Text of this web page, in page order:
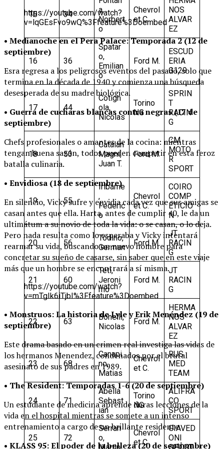
https://youtube.com/watch?
v=lqGEsFvo9wQ%3Ffeature%3Doembed
• Medianoche en el Pera Palace: Temporada 2 (12 de
septiembre)
Esra regresa a los peligrosos eventos del pasado, solo que
termina en la década de 1940 y comienza una búsqueda
desesperada de su madre biológica.
• Guerra de cucharas blancas contra negras (17 de
septiembre)
Chefs profesionales o amantes de la cocina: mientras
tengan buena sazón, todos pueden competir en esta feroz
batalla culinaria.
• Envidiosa (18 de septiembre)
En silencio, Vicky sufre y envidia cada vez que sus amigas se
casan antes que ella. Harta, antes de cumplir 40, le da un
ultimátum a su novio de toda la vida: o se casan, o lo deja.
Pero nada resulta como lo esperaba y Vicky intentará
rearmar su vida, buscando un nuevo hombre para
concretar su sueño de casarse, sin saber que en este viaje
más que un hombre se encontrará a sí misma.
https://youtube.com/watch?
v=mTgIk6iTjbI%3Ffeature%3Doembed
• Monstruos: La historia de Lyle y Erik Menéndez (19 de
septiembre)
Este drama basado en un crimen real investiga las vidas de
los hermanos Menendez, condenados por el brutal
asesinato de sus padres en 1989.
• The Resident: Temporadas 1-6 (20 de septiembre)
Un estudiante de medicina aprende duras lecciones de la
vida en el hospital mientras se somete a un intenso
entrenamiento a cargo de un brillante residente.
• KLASS 95: El poder de la belleza (20 de septiembre)
15 34
a,
Norbert
o
Chevrol
et C.
NOS
ALVAR
EZ
16 36
Spatar
o,
Emilian
o
Ford M.
ESCUD
ERIA
G129
17 44
Cotign
ola,
Nicolas
Torino
NG
SPRIN
T
RACIN
G
18 53
Catalan
Magni,
Juan T.
Ford M.
CM
MOTO
R
SPORT
19 55
Iribarne
,
Federic
o
Chevrol
et C.
COIRO
COMP
ETICIO
N
20 56
Todino,
German
Ford M.
JT
RACIN
G
21 60
Teti,
Jeroni
mo
Ford M.
JT
RACIN
G
22 63
Bonelli,
Nicolas
Ford M.
HERMA
NOS
ALVAR
EZ
23 68
Canapi
no,
Matias
Chevrol
et C.
RUS
MED
TEAM
24 71
Abella
Sebast
ian
Torino
NG
ALIFRA
CO
SPORT
25 72
Serran
o,
Chevrol
et C.
GIAVED
ONI